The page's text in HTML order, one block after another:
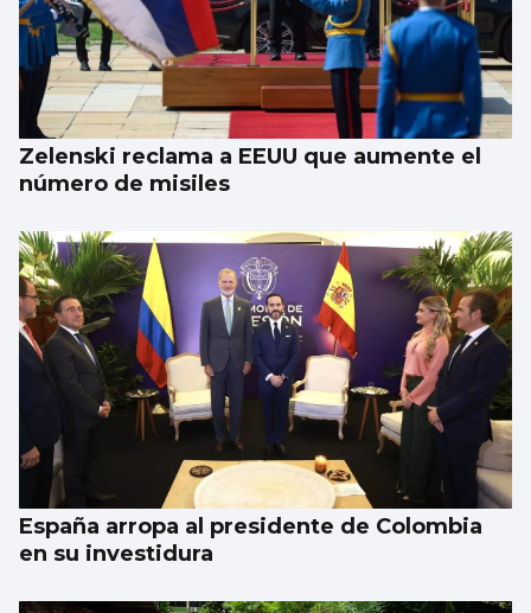
Zelenski reclama a EEUU que aumente el
número de misiles
España arropa al presidente de Colombia
en su investidura